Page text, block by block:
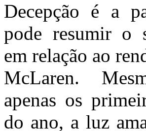
Decepção é a
pode resumir o
em relação ao
McLaren.
apenas os
do ano, a luz